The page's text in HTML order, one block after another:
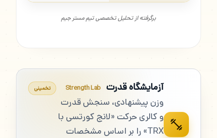
برگرفته از تحلیل تخصصی تیم مستر جیم
آزمایشگاه قدرت Strength Lab
وزن پیشنهادی، سنجش قدرت
و کالری حرکت «لانج کورتسی با
TRX» را بر اساس مشخصات
تخمینی